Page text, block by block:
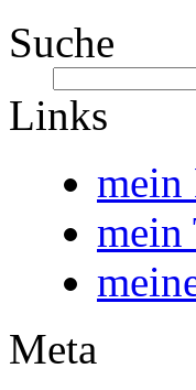
Suche
Links
mein
mein
Meta